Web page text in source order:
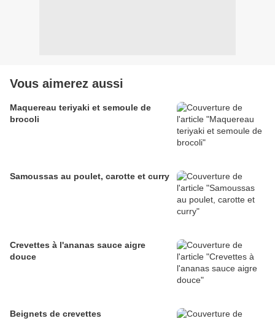
Vous aimerez aussi
Maquereau teriyaki et semoule de
brocoli
Samoussas au poulet, carotte et curry
Crevettes à l'ananas sauce aigre
douce
Beignets de crevettes